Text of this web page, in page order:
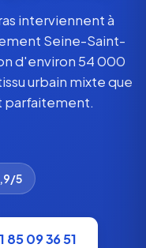
interviennent à
Seine-Saint-
d'environ 54 000
urbain mixte que
parfaitement.
5
85 09 36 51